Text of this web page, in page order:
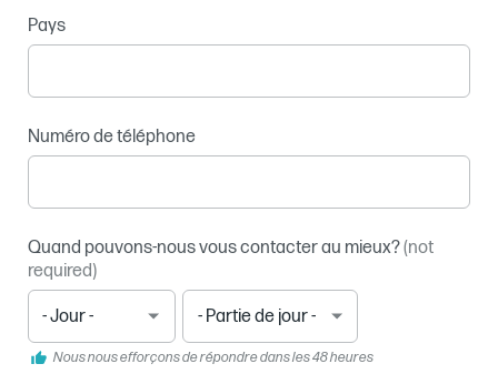
Pays
Numéro de téléphone
Quand pouvons-nous vous contacter au mieux?(not
required)
Jour
(not
required)
Partie
de
jour
(not
Nous nous efforçons de répondre dans les 48 heures